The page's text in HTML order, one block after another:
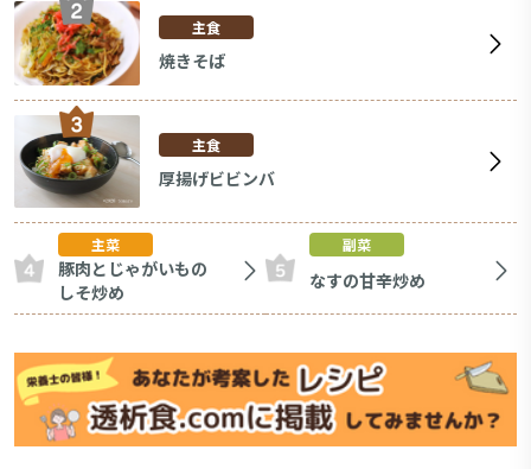
主食
焼きそば
主食
厚揚げビビンバ
主菜
豚肉とじゃがいもの
しそ炒め
副菜
なすの甘辛炒め